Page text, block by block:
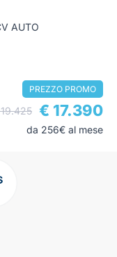
AUTO
PREZZO PROMO
€ 17.390
da 256€ al mese